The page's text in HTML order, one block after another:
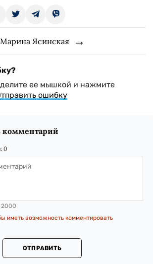
Ясинская
ее мышкой и нажмите
ошибку
комментарий
0
2000
иметь возможность комментировать
ОТПРАВИТЬ